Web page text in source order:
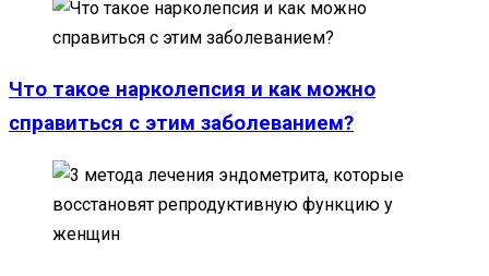
Что такое нарколепсия и как можно
справиться с этим заболеванием?